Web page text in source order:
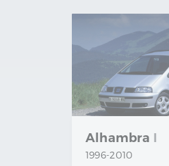
Alhambra I
1996-2010